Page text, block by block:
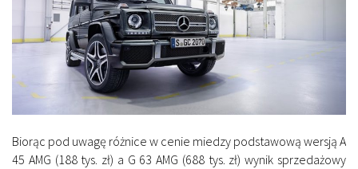
Biorąc pod uwagę różnice w cenie miedzy podstawową wersją A
45 AMG (188 tys. zł) a G 63 AMG (688 tys. zł) wynik sprzedażowy